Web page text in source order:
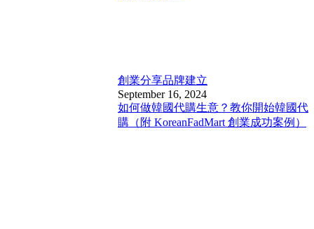
創業分享品牌建立
September 16, 2024
如何做韓國代購生意？教你開始韓國代
購（附 KoreanFadMart 創業成功案例）